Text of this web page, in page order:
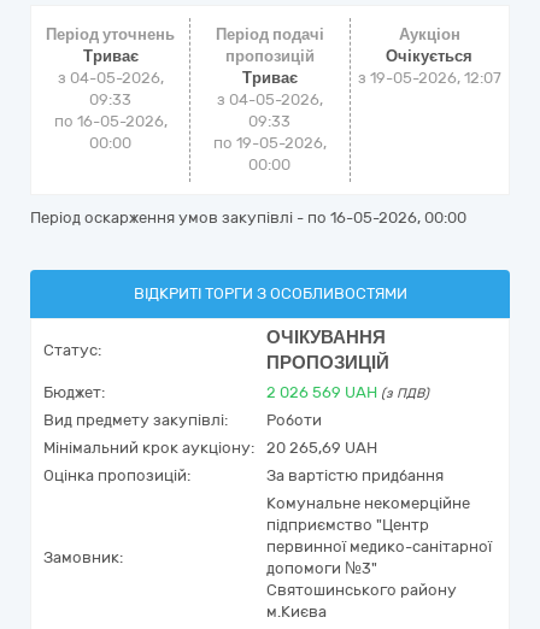
Період уточнень
Триває
з 04-05-2026,
09:33
по 16-05-2026,
00:00
Період подачі
пропозицій
Триває
з 04-05-2026,
09:33
по 19-05-2026,
00:00
Аукціон
Очікується
з 19-05-2026, 12:07
Період оскарження умов закупівлі - по 16-05-2026, 00:00
ВІДКРИТІ ТОРГИ З ОСОБЛИВОСТЯМИ
Статус:
ОЧІКУВАННЯ
ПРОПОЗИЦІЙ
Бюджет: 2 026 569 UAH (з ПДВ)
Вид предмету закупівлі:
Роботи
Мінімальний крок аукціону:
20 265,69 UAH
Оцінка пропозицій:
За вартістю придбання
Замовник:
Комунальне некомерційне
підприємство "Центр
первинної медико-санітарної
допомоги №3"
Святошинського району
м.Києва